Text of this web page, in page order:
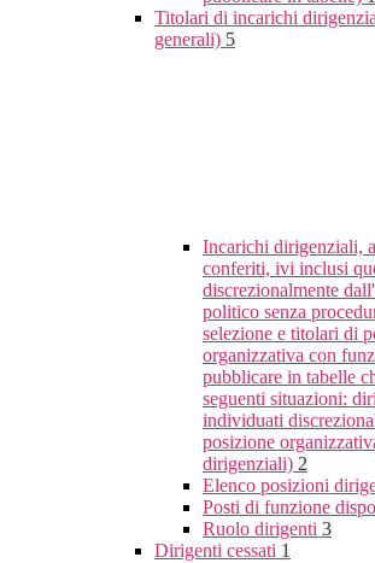
Titolari di incarichi
generali) 5
Incarichi dirigenziali,
conferiti, ivi inclusi
discrezionalmente
politico senza
selezione e titolari di
organizzativa con
pubblicare in tabelle
seguenti situazioni:
individuati
posizione
dirigenziali) 2
Elenco posizioni
Posti di funzione
Ruolo dirigenti 3
Dirigenti cessati 1